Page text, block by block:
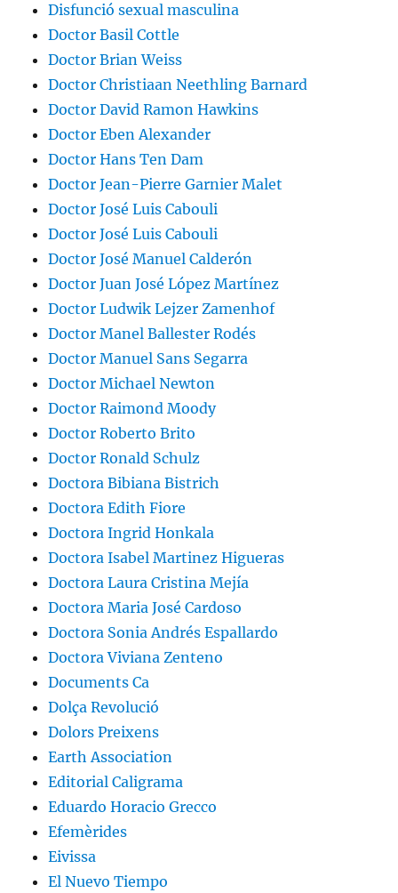
Disfunció sexual masculina
Doctor Basil Cottle
Doctor Brian Weiss
Doctor Christiaan Neethling Barnard
Doctor David Ramon Hawkins
Doctor Eben Alexander
Doctor Hans Ten Dam
Doctor Jean-Pierre Garnier Malet
Doctor José Luis Cabouli
Doctor José Luis Cabouli
Doctor José Manuel Calderón
Doctor Juan José López Martínez
Doctor Ludwik Lejzer Zamenhof
Doctor Manel Ballester Rodés
Doctor Manuel Sans Segarra
Doctor Michael Newton
Doctor Raimond Moody
Doctor Roberto Brito
Doctor Ronald Schulz
Doctora Bibiana Bistrich
Doctora Edith Fiore
Doctora Ingrid Honkala
Doctora Isabel Martinez Higueras
Doctora Laura Cristina Mejía
Doctora Maria José Cardoso
Doctora Sonia Andrés Espallardo
Doctora Viviana Zenteno
Documents Ca
Dolça Revolució
Dolors Preixens
Earth Association
Editorial Caligrama
Eduardo Horacio Grecco
Efemèrides
Eivissa
El Nuevo Tiempo